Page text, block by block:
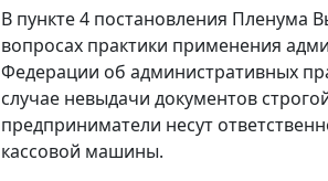
В пункте 4 постановления Пленума
вопросах практики применения
Федерации об административных
случае невыдачи документов
предприниматели несут
кассовой машины.